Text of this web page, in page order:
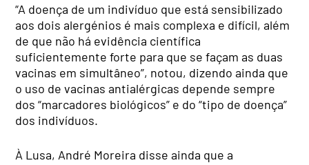
“A doença de um indivíduo que está sensibilizado
aos dois alergénios é mais complexa e difícil, além
de que não há evidência científica
suficientemente forte para que se façam as duas
vacinas em simultâneo”, notou, dizendo ainda que
o uso de vacinas antialérgicas depende sempre
dos “marcadores biológicos” e do “tipo de doença”
dos indivíduos.
À Lusa, André Moreira disse ainda que a